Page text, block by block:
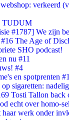
verkeerd
TUDUM
#1787] We zijn
The Age of
SHO podcast!
nu #11
#4
en spotprenten
sigaretten:
Tosti Tallon back
echt over homo-
haar werk onder